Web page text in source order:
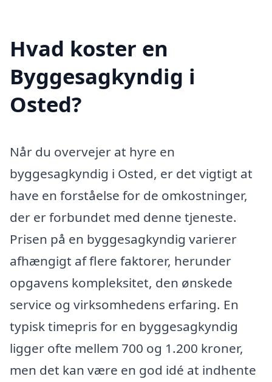
Hvad koster en
Byggesagkyndig i
Osted?
Når du overvejer at hyre en
byggesagkyndig i Osted, er det vigtigt at
have en forståelse for de omkostninger,
der er forbundet med denne tjeneste.
Prisen på en byggesagkyndig varierer
afhængigt af flere faktorer, herunder
opgavens kompleksitet, den ønskede
service og virksomhedens erfaring. En
typisk timepris for en byggesagkyndig
ligger ofte mellem 700 og 1.200 kroner,
men det kan være en god idé at indhente